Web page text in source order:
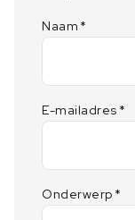
Naam *
E-mailadres *
Onderwerp *